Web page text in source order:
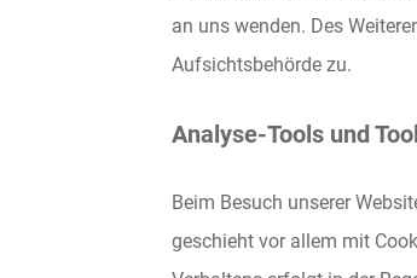
an uns wenden. Des
Aufsichtsbehörde zu.
Analyse-Tools und
Beim Besuch unserer
geschieht vor allem mit